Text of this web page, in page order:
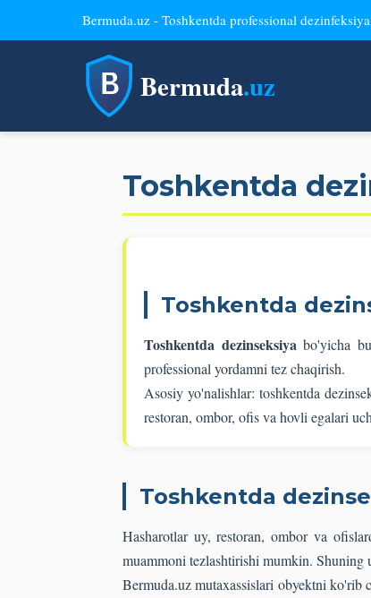
Bermuda.uz - Toshkentda professional
Bermuda.uz
Toshkentda
Toshkentda
Toshkentda dezinseksiya bo'yicha
professional yordamni tez chaqirish.
Asosiy yo'nalishlar: toshkentda
restoran, ombor, ofis va hovli egalari
Toshkentda
Hasharotlar uy, restoran, ombor va
muammoni tezlashtirishi mumkin. Shuning
Bermuda.uz mutaxassislari obyektni